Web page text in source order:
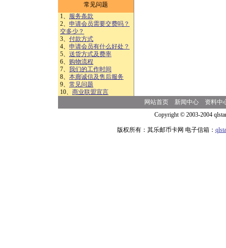
常见问题
1、 服务条款
2、 申请会员需要交费吗？
交多少？
3、 付款方式
4、 申请会员有什么好处？
5、 送货方式及费率
6、 购物流程
7、 我们的工作时间
8、 本廊诚信及售后服务
9、 常见问题
10、 商业联盟宣言
网站首页 新闻中心
资料中
Copyright © 2003-2004
版权所有：其乐邮币卡网 电子信箱：